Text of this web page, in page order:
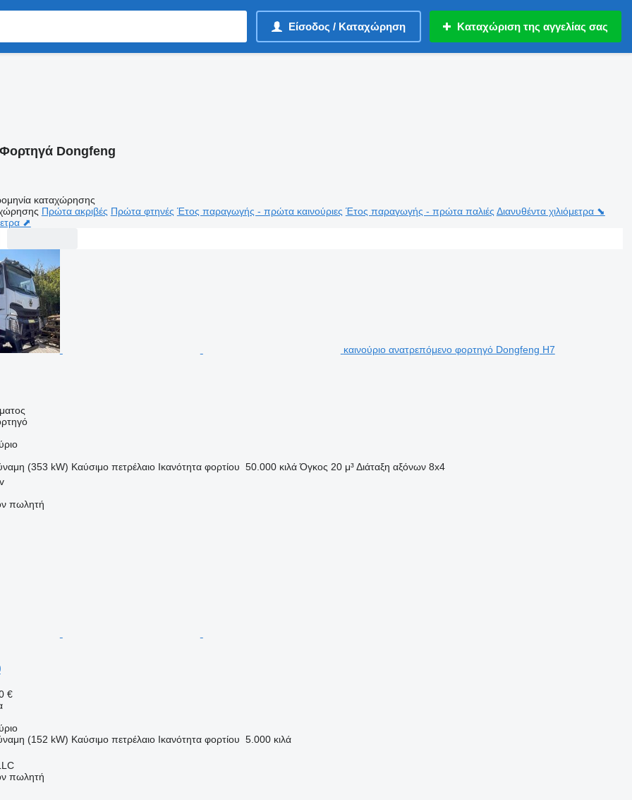
Είσοδος / Καταχώρηση Καταχώριση της αγγελίας σας
Φορτηγά Dongfeng
καταχώρησης
Πρώτα ακριβές Πρώτα φτηνές Έτος παραγωγής - πρώτα καινούριες Έτος παραγωγής - πρώτα παλιές Διανυθέντα χιλιόμετρα ⬊
⬈
καινούριο ανατρεπόμενο φορτηγό Dongfeng H7
(353 kW) Καύσιμο πετρέλαιο Ικανότητα φορτίου 50.000 κιλά Όγκος 20 μ³ Διάταξη αξόνων 8x4
πωλητή
€
(152 kW) Καύσιμο πετρέλαιο Ικανότητα φορτίου 5.000 κιλά
πωλητή